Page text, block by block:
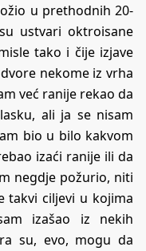
u prethodnih 20-
ustvari oktroisane
tako i čije izjave
nekome iz vrha
već ranije rekao da
ali ja se nisam
bio u bilo kakvom
izaći ranije ili da
negdje požurio, niti
takvi ciljevi u kojima
izašao iz nekih
su, evo, mogu da